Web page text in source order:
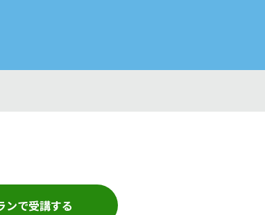
ンで受講する